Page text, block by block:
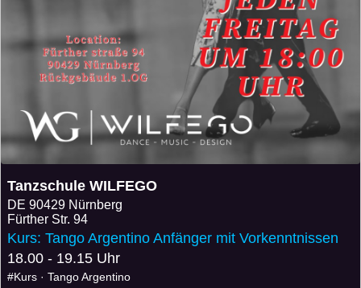
Tanzschule WILFEGO
DE 90429 Nürnberg
Fürther Str. 94
Kurs: Tango Argentino Anfänger mit Vorkenntnissen
18.00 - 19.15 Uhr
#Kurs · Tango Argentino